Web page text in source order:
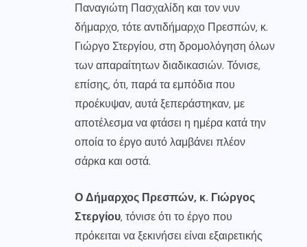
Παναγιώτη Πασχαλίδη και τον νυν
δήμαρχο, τότε αντιδήμαρχο Πρεσπών, κ.
Γιώργο Στεργίου, στη δρομολόγηση όλων
των απαραίτητων διαδικασιών. Τόνισε,
επίσης, ότι, παρά τα εμπόδια που
προέκυψαν, αυτά ξεπεράστηκαν, με
αποτέλεσμα να φτάσει η ημέρα κατά την
οποία το έργο αυτό λαμβάνει πλέον
σάρκα και οστά.
Ο Δήμαρχος Πρεσπών, κ. Γιώργος
Στεργίου, τόνισε ότι το έργο που
πρόκειται να ξεκινήσει είναι εξαιρετικής